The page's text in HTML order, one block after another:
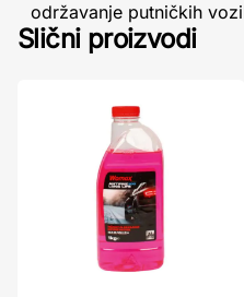
održavanje putničkih
Slični proizvodi